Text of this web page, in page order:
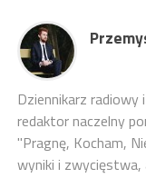
Dziennikarz
redaktor naczelny
"Pragnę, Kocham,
wyniki i zwycięstwa,